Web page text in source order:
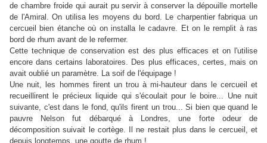
de chambre froide qui aurait pu servir à conserver la dépouille mortelle
de l'Amiral. On utilisa les moyens du bord. Le charpentier fabriqua un
cercueil bien étanche où on installa le cadavre. Et on le remplit à ras
bord de rhum avant de le refermer.
Cette technique de conservation est des plus efficaces et on l'utilise
encore dans certains laboratoires. Des plus efficaces, certes, mais on
avait oublié un paramètre. La soif de l'équipage !
Une nuit, les hommes firent un trou à mi-hauteur dans le cercueil et
recueillirent le précieux liquide qui s'écoulait pour le boire... Une nuit
suivante, c'est dans le fond, qu'ils firent un trou... Si bien que quand le
pauvre Nelson fut débarqué à Londres, une forte odeur de
décomposition suivait le cortège. Il ne restait plus dans le cercueil, et
depuis longtemps, une goutte de rhum !